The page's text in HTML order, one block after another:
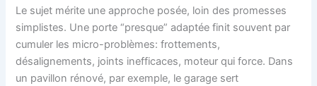
Le sujet mérite une approche posée, loin des promesses
simplistes. Une porte “presque” adaptée finit souvent par
cumuler les micro-problèmes: frottements,
désalignements, joints inefficaces, moteur qui force. Dans
un pavillon rénové, par exemple, le garage sert